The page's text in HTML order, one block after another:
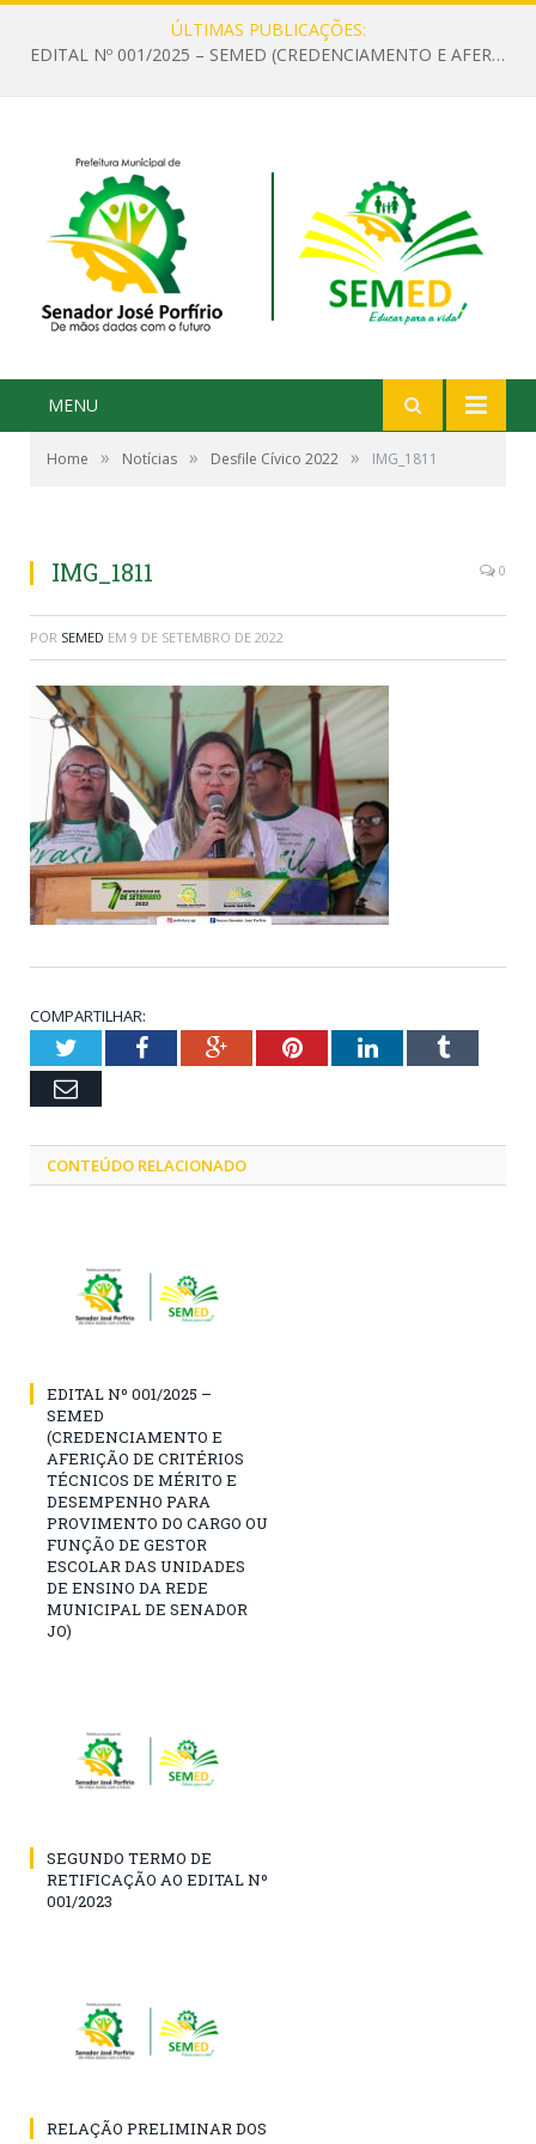
ÚLTIMAS PUBLICAÇÕES:
EDITAL Nº 001/2025 – SEMED (CREDENCIAMENTO E AFERIÇÃO DE CRITÉRIOS TÉCNICOS DE MÉRITO E DESEMPENHO PARA PROVIMENTO DO CARGO OU FUNÇÃO DE GESTOR ESCOLAR DAS UNIDADES DE ENSINO DA REDE MUNICIPAL DE SENADOR JO)
MENU
Home » Notícias » Desfile Cívico 2022 » IMG_1811
IMG_1811 0
POR SEMED EM 9 DE SETEMBRO DE 2022
COMPARTILHAR:
TwitterFacebookGoogle+PinterestLinkedInTumblr
Email
CONTEÚDO RELACIONADO
EDITAL Nº 001/2025 –
SEMED
(CREDENCIAMENTO E
AFERIÇÃO DE CRITÉRIOS
TÉCNICOS DE MÉRITO E
DESEMPENHO PARA
PROVIMENTO DO CARGO OU
FUNÇÃO DE GESTOR
ESCOLAR DAS UNIDADES
DE ENSINO DA REDE
MUNICIPAL DE SENADOR
JO)
SEGUNDO TERMO DE
RETIFICAÇÃO AO EDITAL Nº
001/2023
RELAÇÃO PRELIMINAR DOS